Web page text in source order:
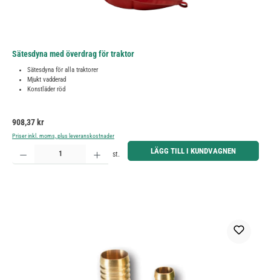
Sätesdyna med överdrag för traktor
Sätesdyna för alla traktorer
Mjukt vadderad
Konstläder röd
Ordinarie pris:
908,37 kr
Priser inkl. moms, plus leveranskostnader
Produktkvantitet: Ange önskat belopp eller använd knapparna för att öka eller minska kvantiteten.
st. LÄGG TILL I KUNDVAGNEN